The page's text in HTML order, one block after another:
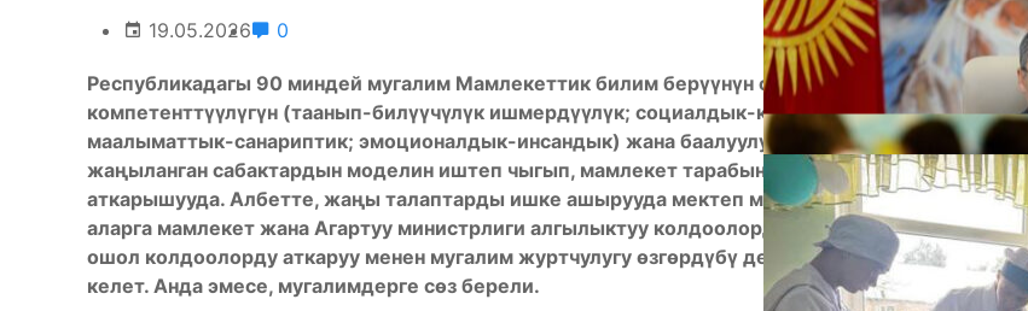
19.05.2026 0
Республикадагы 90 миндей мугалим Мамлекеттик билим берүүнүн стандартынын төрт негизги
компетенттүүлүгүн (таанып-билүүчүлүк ишмердүүлүк; социалдык-коммуникативдик;
маалыматтык-санариптик; эмоционалдык-инсандык) жана баалуулуктарды камтуу менен
жаңыланган сабактардын моделин иштеп чыгып, мамлекет тарабынан коюлган талаптарды
аткарышууда. Албетте, жаңы талаптарды ишке ашырууда мектеп мугалимдери жалгыз эмес,
аларга мамлекет жана Агартуу министрлиги алгылыктуу колдоолорду көрсөтүп келет. Бирок
ошол колдоолорду аткаруу менен мугалим журтчулугу өзгөрдүбү деген суроо өзү эле чыгып
келет. Анда эмесе, мугалимдерге сөз берели.